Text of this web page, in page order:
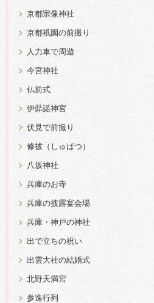
京都宗像神社
京都祇園の前撮り
人力車で周遊
今宮神社
仏前式
伊弉諾神宮
伏見で前撮り
修祓（しゅばつ）
八坂神社
兵庫のお寺
兵庫の披露宴会場
兵庫・神戸の神社
出で立ちの祝い
出雲大社の結婚式
北野天満宮
参進行列